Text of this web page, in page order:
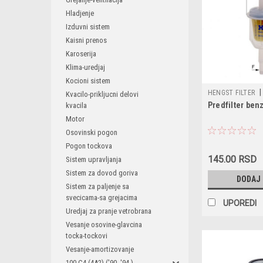
Hladjenje
Izduvni sistem
Kaisni prenos
Karoserija
Klima-uredjaj
Kocioni sistem
Kvacilo-prikljucni delovi
kvacila
Motor
Osovinski pogon
Pogon tockova
Sistem upravljanja
Sistem za dovod goriva
Sistem za paljenje sa
svecicama-sa grejacima
Uredjaj za pranje vetrobrana
Vesanje osovine-glavcina
tocka-tockovi
Vesanje-amortizovanje
HENGST FILTER
/ h101wk / 803
24050 / 93156782
Predfilter
145.00 RSD
UPOREDI